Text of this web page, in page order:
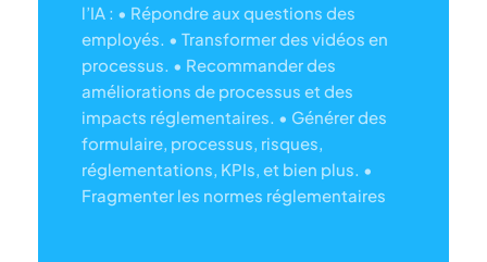
l’IA : • Répondre aux questions des
employés. • Transformer des vidéos en
processus. • Recommander des
améliorations de processus et des
impacts réglementaires. • Générer des
formulaire, processus, risques,
réglementations, KPIs, et bien plus. •
Fragmenter les normes réglementaires